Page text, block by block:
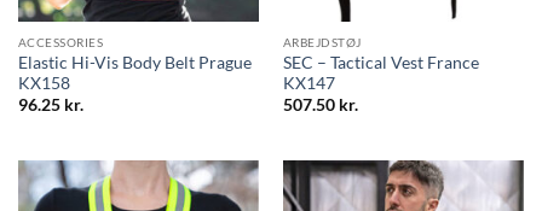
ACCESSORIES
Elastic Hi-Vis Body Belt Prague
KX158
96.25 kr.
ARBEJDSTØJ
SEC – Tactical Vest France
KX147
507.50 kr.